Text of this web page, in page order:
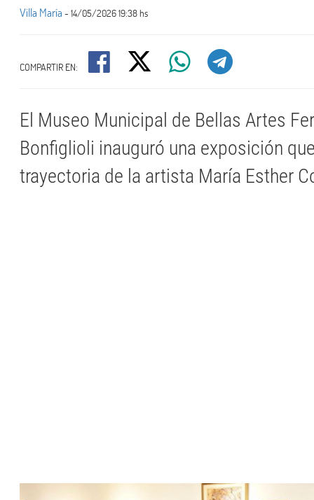
Villa María - 14/05/2026 19:38 hs
COMPARTIR EN:
El Museo Municipal de Bellas Artes
Bonfiglioli inauguró una exposición
trayectoria de la artista María Esther